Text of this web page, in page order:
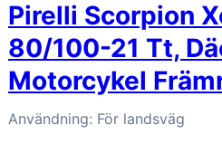
Pirelli Scorpion
80/100-21 Tt,
Motorcykel
Användning: För landsväg